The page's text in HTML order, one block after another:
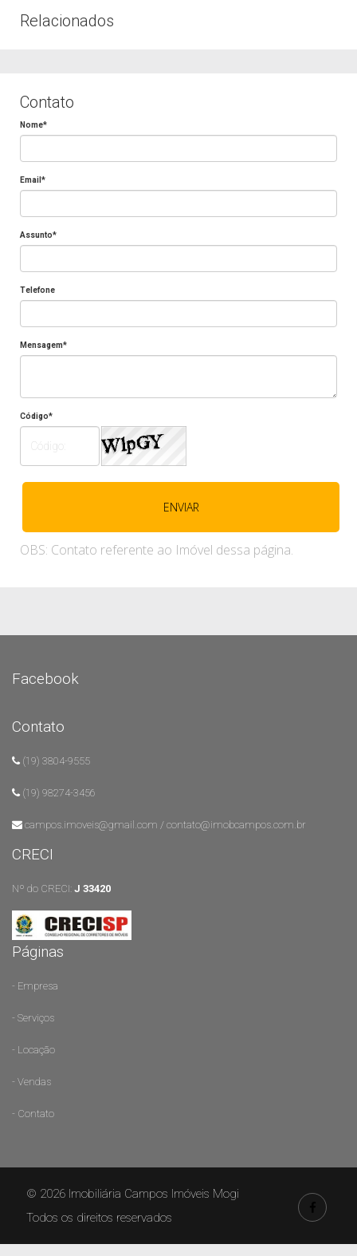
Relacionados
Contato
Nome*
Email*
Assunto*
Telefone
Mensagem*
Código*
OBS: Contato referente ao Imóvel dessa página.
Facebook
Contato
(19) 3804-9555
(19) 98274-3456
campos.imoveis@gmail.com / contato@imobcampos.com.br
CRECI
Nº do CRECI: J 33420
Páginas
- Empresa
- Serviços
- Locação
- Vendas
- Contato
© 2026 Imobiliária Campos Imóveis Mogi
Todos os direitos reservados